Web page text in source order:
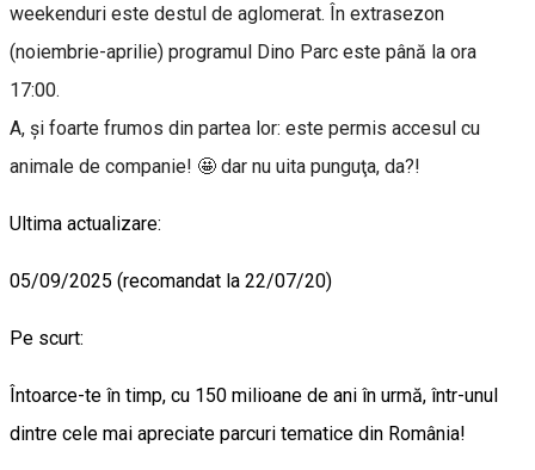
weekenduri este destul de aglomerat. În extrasezon
(noiembrie-aprilie) programul Dino Parc este până la ora
17:00.
A, şi foarte frumos din partea lor: este permis accesul cu
animale de companie! 🤩 dar nu uita punguţa, da?!
Ultima actualizare:
05/09/2025 (recomandat la 22/07/20)
Pe scurt:
Întoarce-te în timp, cu 150 milioane de ani în urmă, într-unul
dintre cele mai apreciate parcuri tematice din România!